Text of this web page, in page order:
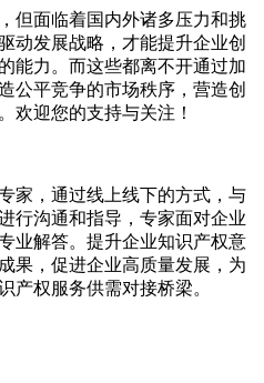
但面临着国内外诸多压力和挑
动发展战略，才能提升企业创
能力。而这些都离不开通过加
公平竞争的市场秩序，营造创
欢迎您的支持与关注！
家，通过线上线下的方式，与
行沟通和指导，专家面对企业
业解答。提升企业知识产权意
果，促进企业高质量发展，为
产权服务供需对接桥梁。